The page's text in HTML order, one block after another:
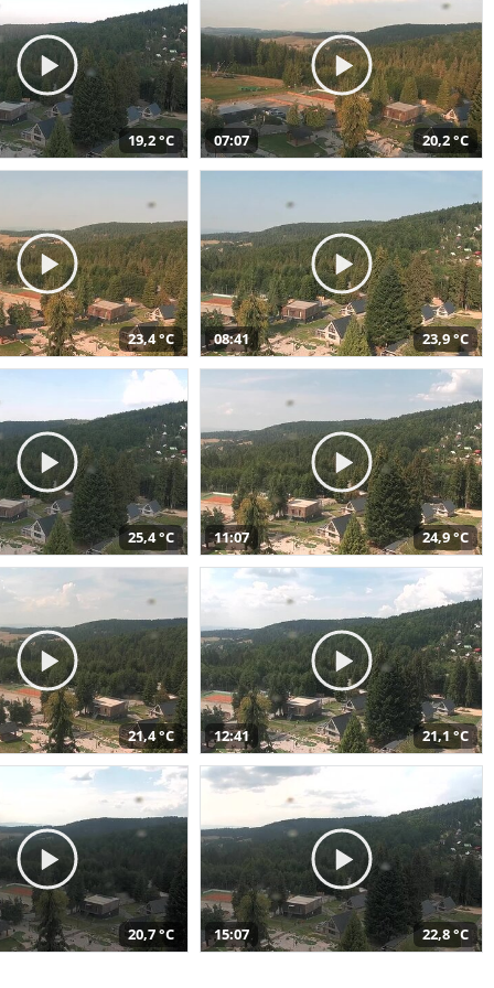
19,2 °C 07:07 20,2 °C
23,4 °C 08:41 23,9 °C
25,4 °C 11:07 24,9 °C
21,4 °C 12:41 21,1 °C
20,7 °C 15:07 22,8 °C